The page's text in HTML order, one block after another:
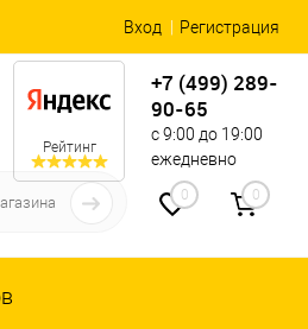
Вход Регистрация
Рейтинг
+7 (499) 289-
90-65
с 9:00 до 19:00
ежедневно
0 0